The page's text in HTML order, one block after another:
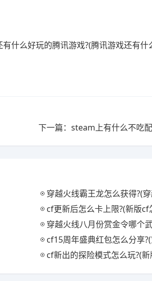
什么好玩的腾讯游戏?(腾讯游戏还有什
穿越火线霸王龙怎么获得?(穿越
cf更新后怎么卡上限?(新版cf
穿越火线八月份赏金令哪个武器好?(穿越火线
cf15周年盛典红包怎么分享?(穿
cf新出的探险模式怎么玩?(新版